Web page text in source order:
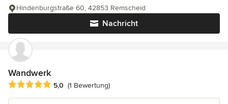
Nachricht
Hindenburgstraße 60, 42853 Remscheid
Wandwerk
Durchschnittliche Bewertung: 5 von 5 Sternen
5,0 (1 Bewertung)